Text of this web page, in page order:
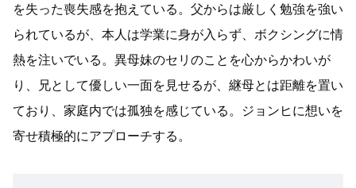
を失った喪失感を抱えている。父からは厳しく勉強を強い
られているが、本人は学業に身が入らず、ボクシングに情
熱を注いでいる。異母妹のセリのことを心からかわいが
り、兄として優しい一面を見せるが、継母とは距離を置い
ており、家庭内では孤独を感じている。ジョンヒに想いを
寄せ積極的にアプローチする。